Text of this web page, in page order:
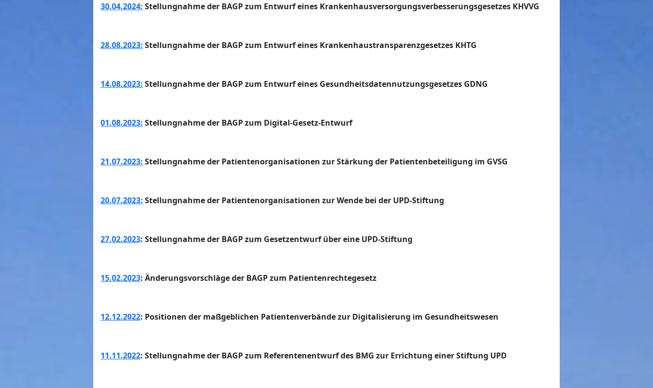
30.04.2024: Stellungnahme der BAGP zum Entwurf eines Krankenhausversorgungsverbesserungsgesetzes KHVVG
28.08.2023: Stellungnahme der BAGP zum Entwurf eines Krankenhaustransparenzgesetzes KHTG
14.08.2023: Stellungnahme der BAGP zum Entwurf eines Gesundheitsdatennutzungsgesetzes GDNG
01.08.2023: Stellungnahme der BAGP zum Digital-Gesetz-Entwurf
21.07.2023: Stellungnahme der Patientenorganisationen zur Stärkung der Patientenbeteiligung im GVSG
20.07.2023: Stellungnahme der Patientenorganisationen zur Wende bei der UPD-Stiftung
27.02.2023: Stellungnahme der BAGP zum Gesetzentwurf über eine UPD-Stiftung
15.02.2023: Änderungsvorschläge der BAGP zum Patientenrechtegesetz
12.12.2022: Positionen der maßgeblichen Patientenverbände zur Digitalisierung im Gesundheitswesen
11.11.2022: Stellungnahme der BAGP zum Referentenentwurf des BMG zur Errichtung einer Stiftung UPD